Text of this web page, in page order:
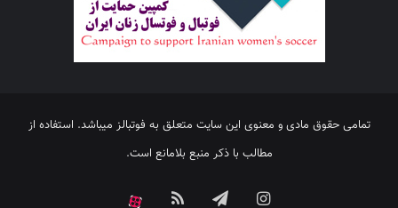
تمامی حقوق مادی و معنوی این سایت متعلق به فوتبالز میباشد. استفاده از
مطالب با ذکر منبع بلامانع است.
اینستاگرامتلگرام خوراک